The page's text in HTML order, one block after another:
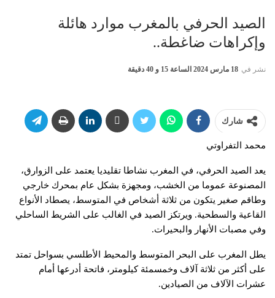
الصيد الحرفي بالمغرب موارد هائلة
وإكراهات ضاغطة..
نشر في 18 مارس 2024 الساعة 15 و 40 دقيقة
شارك
محمد التفراوتي
يعد الصيد الحرفي، في المغرب نشاطا تقليديا يعتمد على الزوارق،
المصنوعة عموما من الخشب، ومجهزة بشكل عام بمحرك خارجي
وطاقم صغير يتكون من ثلاثة أشخاص في المتوسط، يصطاد الأنواع
القاعية والسطحية. ويرتكز الصيد في الغالب على الشريط الساحلي
وفي مصبات الأنهار والبحيرات.
يطل المغرب على البحر المتوسط والمحيط الأطلسي بسواحل تمتد
على أكثر من ثلاثة آلاف وخمسمئة كيلومتر، فاتحة أدرعها أمام
عشرات الآلاف من الصيادين.